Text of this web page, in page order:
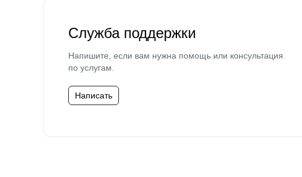
Служба поддержки
Напишите, если вам нужна помощь или консультация
по услугам.
Написать